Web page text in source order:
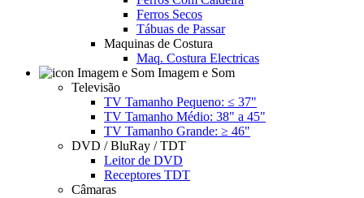
Ferros Secos
Tábuas de Passar
Maquinas de Costura
Maq. Costura Electricas
Imagem e Som
Televisão
TV Tamanho Pequeno: ≤ 37"
TV Tamanho Médio: 38" a 45"
TV Tamanho Grande: ≥ 46"
DVD / BluRay / TDT
Leitor de DVD
Receptores TDT
Câmaras